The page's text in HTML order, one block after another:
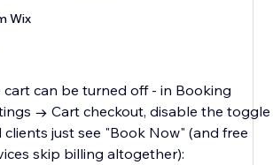
Wix
cart can be turned off - in Booking
→ Cart checkout, disable the toggle
clients just see "Book Now" (and free
skip billing altogether):